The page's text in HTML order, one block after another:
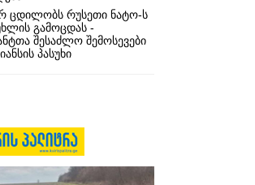
ცდილობს რუსეთი ნატო-ს
გამოცდას -
შესაძლო შემოსევები
პასუხი